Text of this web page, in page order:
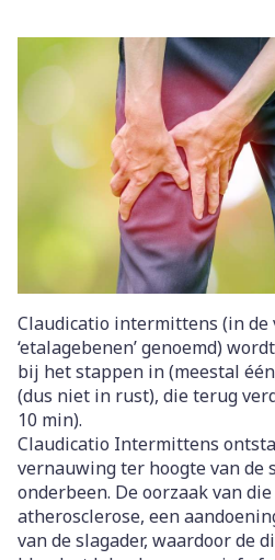
Claudicatio intermittens (in de
‘etalagebenen’ genoemd)
bij het stappen in (meestal
(dus niet in rust), die terug
10 min).
Claudicatio Intermittens
vernauwing ter hoogte van de
onderbeen. De oorzaak van
atherosclerose, een
van de slagader, waardoor de